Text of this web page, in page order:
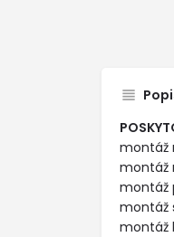
montáž
montáž
montáž
montáž
montáž